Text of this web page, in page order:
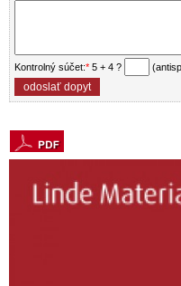
Kontrolný súčet:* 5 + 4 ?